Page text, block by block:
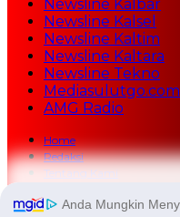
Newsline Kalbar
Newsline Kalsel
Newsline Kaltim
Newsline Kaltara
Newsline Tekno
Mediasulutgo.com
AMG Radio
Home
Redaksi
Tentang Kami
Rate Iklan